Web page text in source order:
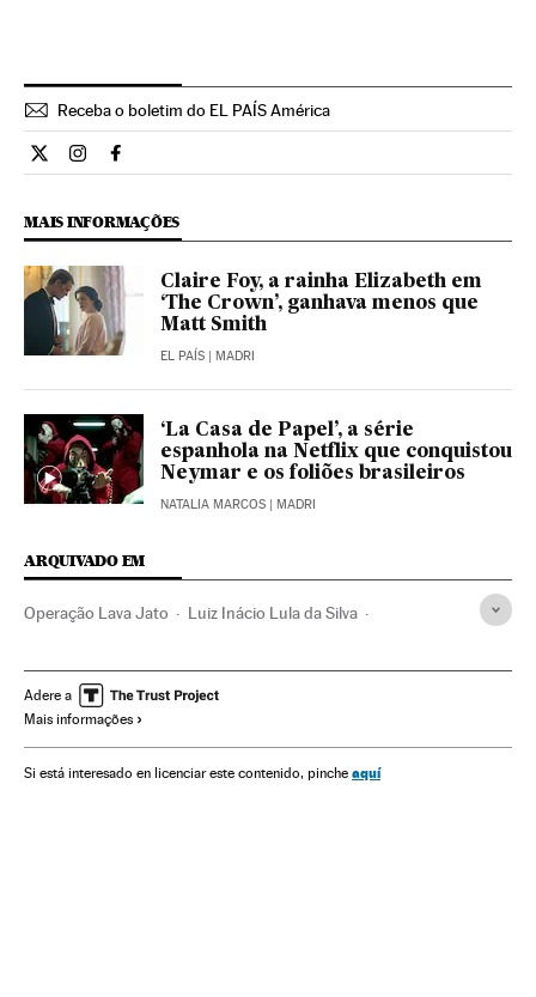
Receba o boletim do EL PAÍS América
Cultura El País Brasil en Twitter
Cultura El País Brasil en Instagram
Cultura El País Brasil en Facebook
MAIS INFORMAÇÕES
Claire Foy, a rainha Elizabeth em
‘The Crown’, ganhava menos que
Matt Smith
EL PAÍS | MADRI
‘La Casa de Papel’, a série
espanhola na Netflix que conquistou
Neymar e os foliões brasileiros
NATALIA MARCOS | MADRI
ARQUIVADO EM
Operação Lava Jato Luiz Inácio Lula da Silva
Michel Temer Investigação policial
Caso Petrobras
Polícia Federal Procuradoria Corrupção política
Adere a
Mais informações
Si está interesado en licenciar este contenido, pinche aquí